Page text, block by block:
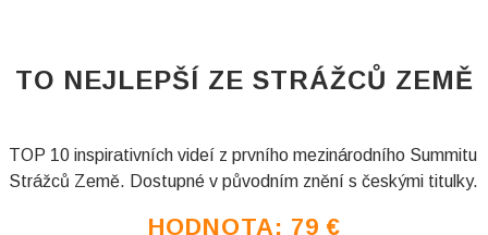
TO NEJLEPŠÍ ZE STRÁŽCŮ ZEMĚ
TOP 10 inspirativních videí z prvního mezinárodního Summitu
Strážců Země. Dostupné v původním znění s českými titulky.
HODNOTA: 79€